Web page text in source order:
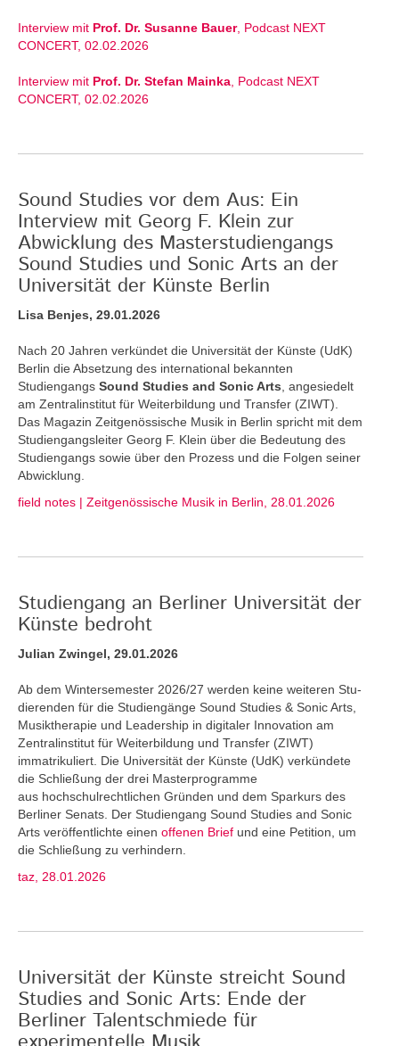
Interview mit Prof. Dr. Susanne Bauer, Podcast NEXT
CONCERT, 02.02.2026
Interview mit Prof. Dr. Stefan Mainka , Podcast NEXT
CONCERT, 02.02.2026
Sound Studies vor dem Aus: Ein
Interview mit Georg F. Klein zur
Abwicklung des Masterstudiengangs
Sound Studies und Sonic Arts an der
Universität der Künste Berlin
Lisa Benjes, 29.01.2026
Nach 20 Jahren verkündet die Universität der Künste (UdK)
Berlin die Absetzung des international bekannten
Studiengangs Sound Studies and Sonic Arts , angesiedelt
am Zentralinstitut für Weiterbildung und Transfer (ZIWT).
Das Magazin Zeitgenössische Musik in Berlin spricht mit dem
Studiengangsleiter Georg F. Klein über die Bedeutung des
Studiengangs sowie über den Prozess und die Folgen seiner
Abwicklung.
field notes | Zeitgenössische Musik in Berlin, 28.01.2026
Studiengang an Berliner Universität der
Künste bedroht
Julian Zwingel, 29.01.2026
Ab dem Wintersemester 2026/27 werden keine weiteren Stu­
dierenden für die Studiengänge Sound Studies & Sonic Arts,
Musiktherapie und Leadership in digitaler Innovation am
Zentralinstitut für Weiterbildung und Transfer (ZIWT)
immatrikuliert. Die Universität der Künste (UdK) verkündete
die Schließung der drei Masterprogramme
aus hochschulrechtlichen Gründen und dem Sparkurs des
Berliner Senats. Der Studiengang Sound Studies and Sonic
Arts veröffentlichte einen offenen Brief und eine Petition, um
die Schließung zu verhindern.
taz, 28.01.2026
Universität der Künste streicht Sound
Studies and Sonic Arts: Ende der
Berliner Talentschmiede für